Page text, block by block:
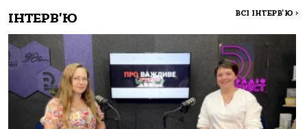
ІНТЕРВ'Ю ВСІ ІНТЕРВ'Ю >